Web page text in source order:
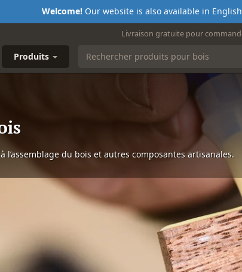
Welcome!Our website is also available in
Livraison gratuite pour
Produits
l’assemblage du bois et autres composantes artisanales.